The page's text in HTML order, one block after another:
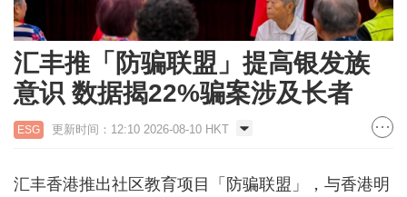
汇丰推「防骗联盟」提高银发族
意识 数据揭22%骗案涉及长者
ESG 更新时间：12:10 2026-08-10 HKT
汇丰香港推出社区教育项目「防骗联盟」，与香港明